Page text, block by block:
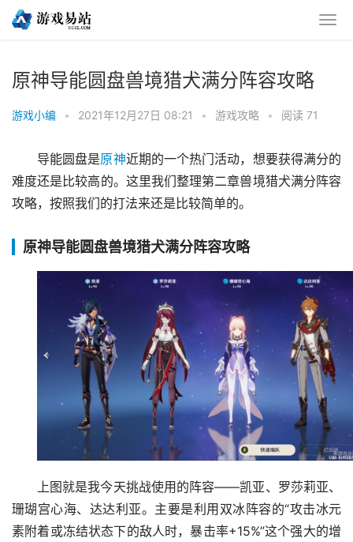
原神导能圆盘兽境猎犬满分阵容攻略
游戏小编 • 2021年12月27日 08:21 • 游戏攻略 • 阅读 71
导能圆盘是原神近期的一个热门活动，想要获得满分的
难度还是比较高的。这里我们整理第二章兽境猎犬满分阵容
攻略，按照我们的打法来还是比较简单的。
原神导能圆盘兽境猎犬满分阵容攻略
上图就是我今天挑战使用的阵容——凯亚、罗莎莉亚、
珊瑚宫心海、达达利亚。主要是利用双冰阵容的“攻击冰元
素附着或冻结状态下的敌人时，暴击率+15%”这个强大的增